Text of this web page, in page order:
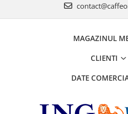
MAGAZINUL
CLIENTI
DATE